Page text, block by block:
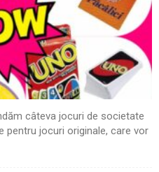
câteva jocuri de societate
pentru jocuri originale, care vor